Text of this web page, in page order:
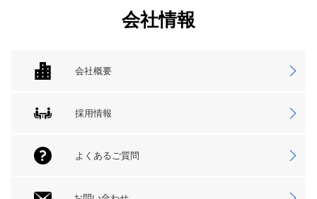
会社情報
会社概要
採用情報
よくあるご質問